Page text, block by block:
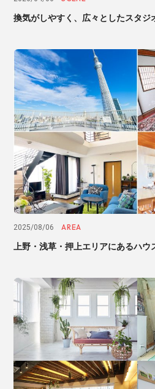
換気がしやすく、広々としたスタジ
2025/08/06 AREA
上野・浅草・押上エリアにあるハウ